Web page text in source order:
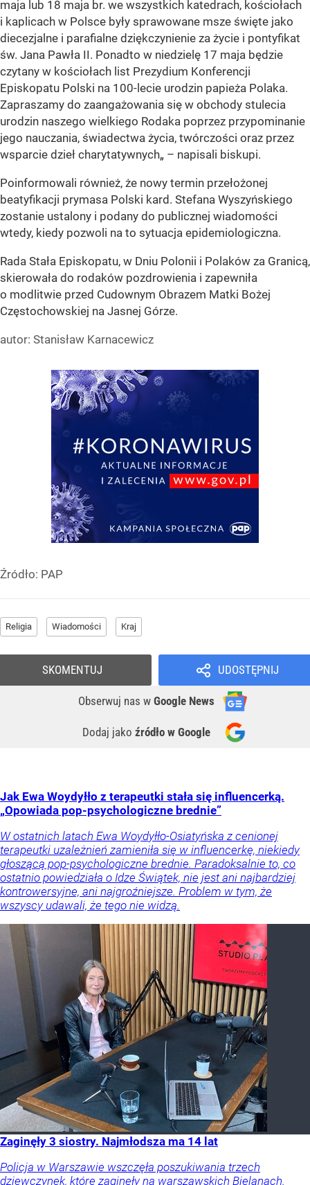
maja lub 18 maja br. we wszystkich katedrach, kościołach
i kaplicach w Polsce były sprawowane msze święte jako
diecezjalne i parafialne dziękczynienie za życie i pontyfikat
św. Jana Pawła II. Ponadto w niedzielę 17 maja będzie
czytany w kościołach list Prezydium Konferencji
Episkopatu Polski na 100-lecie urodzin papieża Polaka.
Zapraszamy do zaangażowania się w obchody stulecia
urodzin naszego wielkiego Rodaka poprzez przypominanie
jego nauczania, świadectwa życia, twórczości oraz przez
wsparcie dzieł charytatywnych„ – napisali biskupi.
Poinformowali również, że nowy termin przełożonej
beatyfikacji prymasa Polski kard. Stefana Wyszyńskiego
zostanie ustalony i podany do publicznej wiadomości
wtedy, kiedy pozwoli na to sytuacja epidemiologiczna.
Rada Stała Episkopatu, w Dniu Polonii i Polaków za Granicą,
skierowała do rodaków pozdrowienia i zapewniła
o modlitwie przed Cudownym Obrazem Matki Bożej
Częstochowskiej na Jasnej Górze.
autor: Stanisław Karnacewicz
Źródło: PAP
Religia Wiadomości Kraj
UDOSTĘPNIJ
Obserwuj nas w Google News
Dodaj jako źródło w Google
SKOMENTUJ
Jak Ewa Woydyłło z terapeutki stała się influencerką.
„Opowiada pop-psychologiczne brednie”
W ostatnich latach Ewa Woydyłło-Osiatyńska z cenionej
terapeutki uzależnień zamieniła się w influencerkę, niekiedy
głoszącą pop-psychologiczne brednie. Paradoksalnie to, co
ostatnio powiedziała o Idze Świątek, nie jest ani najbardziej
kontrowersyjne, ani najgroźniejsze. Problem w tym, że
wszyscy udawali, że tego nie widzą.
Zaginęły 3 siostry. Najmłodsza ma 14 lat
Policja w Warszawie wszczęła poszukiwania trzech
dziewczynek, które zaginęły na warszawskich Bielanach.